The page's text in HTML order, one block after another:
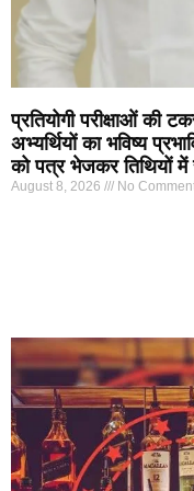
प्रतियोगी परीक्षाओं की
अभ्यर्थियों का भविष्य
को पत्र भेजकर तिथियों
August 8, 2026 No